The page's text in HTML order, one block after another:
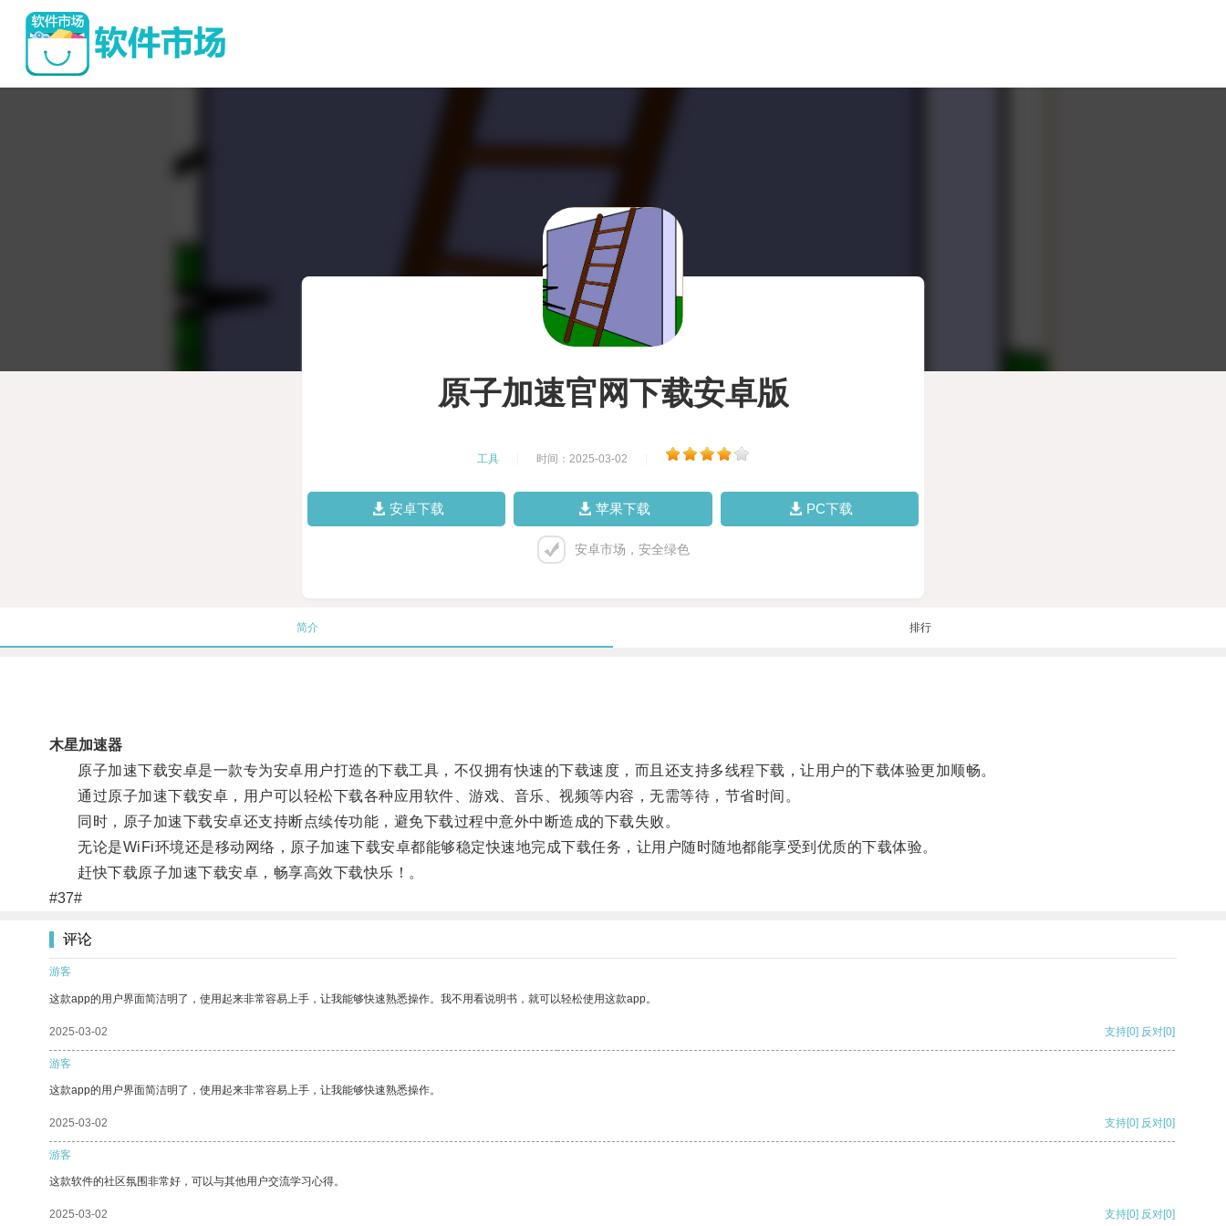
原子加速官网下载安卓版
工具 时间：2025-03-02
安卓下载 苹果下载 PC下载
安卓市场，安全绿色
简介 排行
木星加速器
原子加速下载安卓是一款专为安卓用户打造的下载工具，不仅拥有快速的下载速度，而且还支持多线程下载，让用户的下载体验更加顺畅。
通过原子加速下载安卓，用户可以轻松下载各种应用软件、游戏、音乐、视频等内容，无需等待，节省时间。
同时，原子加速下载安卓还支持断点续传功能，避免下载过程中意外中断造成的下载失败。
无论是WiFi环境还是移动网络，原子加速下载安卓都能够稳定快速地完成下载任务，让用户随时随地都能享受到优质的下载体验。
赶快下载原子加速下载安卓，畅享高效下载快乐！。
#37#
评论
游客
这款app的用户界面简洁明了，使用起来非常容易上手，让我能够快速熟悉操作。我不用看说明书，就可以轻松使用这款app。
2025-03-02 支持[0] 反对[0]
游客
这款app的用户界面简洁明了，使用起来非常容易上手，让我能够快速熟悉操作。
2025-03-02 支持[0] 反对[0]
游客
这款软件的社区氛围非常好，可以与其他用户交流学习心得。
2025-03-02 支持[0] 反对[0]